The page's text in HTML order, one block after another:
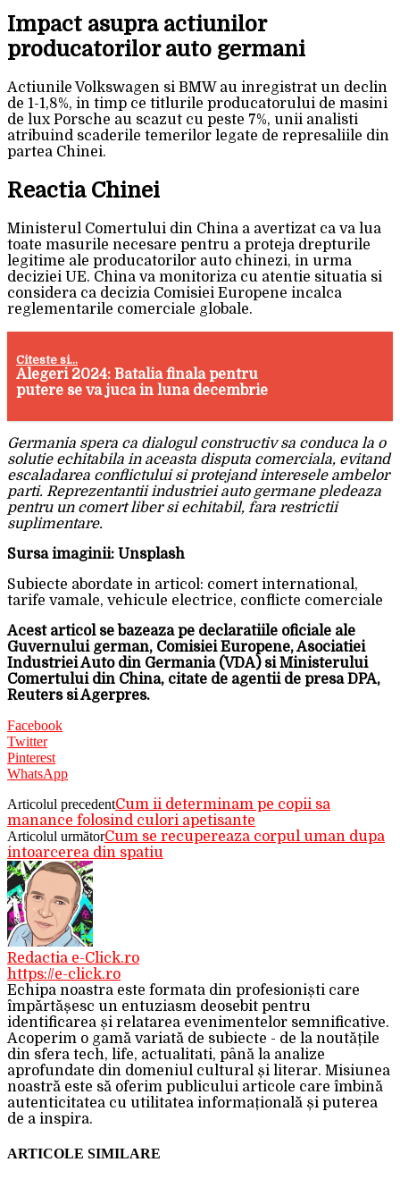
Impact asupra actiunilor
producatorilor auto germani
Actiunile Volkswagen si BMW au inregistrat un declin
de 1-1,8%, in timp ce titlurile producatorului de masini
de lux Porsche au scazut cu peste 7%, unii analisti
atribuind scaderile temerilor legate de represaliile din
partea Chinei.
Reactia Chinei
Ministerul Comertului din China a avertizat ca va lua
toate masurile necesare pentru a proteja drepturile
legitime ale producatorilor auto chinezi, in urma
deciziei UE. China va monitoriza cu atentie situatia si
considera ca decizia Comisiei Europene incalca
reglementarile comerciale globale.
Citeste si...
Alegeri 2024: Batalia finala pentru
putere se va juca in luna decembrie
Germania spera ca dialogul constructiv sa conduca la o
solutie echitabila in aceasta disputa comerciala, evitand
escaladarea conflictului si protejand interesele ambelor
parti. Reprezentantii industriei auto germane pledeaza
pentru un comert liber si echitabil, fara restrictii
suplimentare.
Sursa imaginii: Unsplash
Subiecte abordate in articol: comert international,
tarife vamale, vehicule electrice, conflicte comerciale
Acest articol se bazeaza pe declaratiile oficiale ale
Guvernului german, Comisiei Europene, Asociatiei
Industriei Auto din Germania (VDA) si Ministerului
Comertului din China, citate de agentii de presa DPA,
Reuters si Agerpres.
Facebook
Twitter
Pinterest
WhatsApp
Articolul precedentCum ii determinam pe copii sa
manance folosind culori apetisante
Articolul următorCum se recupereaza corpul uman dupa
intoarcerea din spatiu
Redactia e-Click.ro
https://e-click.ro
Echipa noastra este formata din profesioniști care
împărtășesc un entuziasm deosebit pentru
identificarea și relatarea evenimentelor semnificative.
Acoperim o gamă variată de subiecte - de la noutățile
din sfera tech, life, actualitati, până la analize
aprofundate din domeniul cultural și literar. Misiunea
noastră este să oferim publicului articole care îmbină
autenticitatea cu utilitatea informațională și puterea
de a inspira.
ARTICOLE SIMILARE